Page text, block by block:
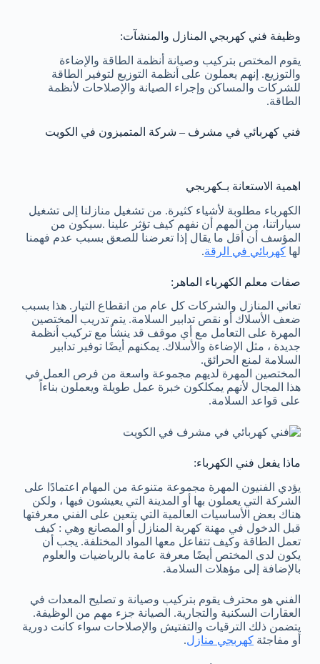
وظيفة فني كهربجي المنازل والمنشآت:
يقوم المختص بتركيب وصيانة أنظمة الطاقة والإضاءة
والتوزيع. إنهم يعملون على أنظمة التوزيع لتوفير الطاقة
للشركات والمساكن وإجراء الصيانة والإصلاحات لأنظمة
الطاقة.
فني كهربائي في مشرف – شركة المتميزون في الكويت
اهمية الاستعانة بـكهربجي
الكهرباء مطلوبة لأشياء كثيرة. من تشغيل منازلنا إلى تشغيل
سياراتنا، من المهم أن نفهم كيف تؤثر علينا .سيكون من
المؤسف أن أقل ما يقال إذا تعرضنا للصعق بسبب عدم فهمنا
لها كهربائي في الرقة.
صفات معلم الكهرباء الماهر:
تعاني المنازل والشركات كل عام من انقطاع التيار. هذا بسبب
ضعف الأسلاك أو نقص تدابير السلامة. يتم تدريب المختصين
المهرة على التعامل مع أي موقف قد ينشأ مع تركيب أنظمة
جديدة ، مثل الإضاءة والأسلاك. يمكنهم أيضًا توفير تدابير
السلامة لمنع الحرائق.
المختصين المهرة لديهم مجموعة واسعة من فرص العمل في
هذا المجال لأنهم يمكلكون خبرة عمل طويلة ويعملون بناءاً
على قواعد السلامة.
ماذا يفعل فني الكهرباء:
يؤدي الفنيون المهرة مجموعة متنوعة من المهام اعتمادًا على
الشركة التي يعملون بها أو المدينة التي يعيشون فيها ، ولكن
هناك بعض الأساسيات العالمية التي يتعين على الفني معرفتها
قبل الدخول في مهنة كهربة المنازل أو المصانع وهي : كيف
تعمل الطاقة وكيف تتفاعل معها المواد المختلفة. يجب أن
يكون لدى المختص أيضًا معرفة عامة بالرياضيات والعلوم
بالإضافة إلى مؤهلات السلامة.
الفني هو محترف يقوم بتركيب وصيانة و تصليح المعدات في
العقارات السكنية والتجارية. الصيانة جزء مهم من الوظيفة.
يتضمن ذلك الترقيات والتفتيش والإصلاحات سواء كانت دورية
أو مفاجئة كهربجي منازل.